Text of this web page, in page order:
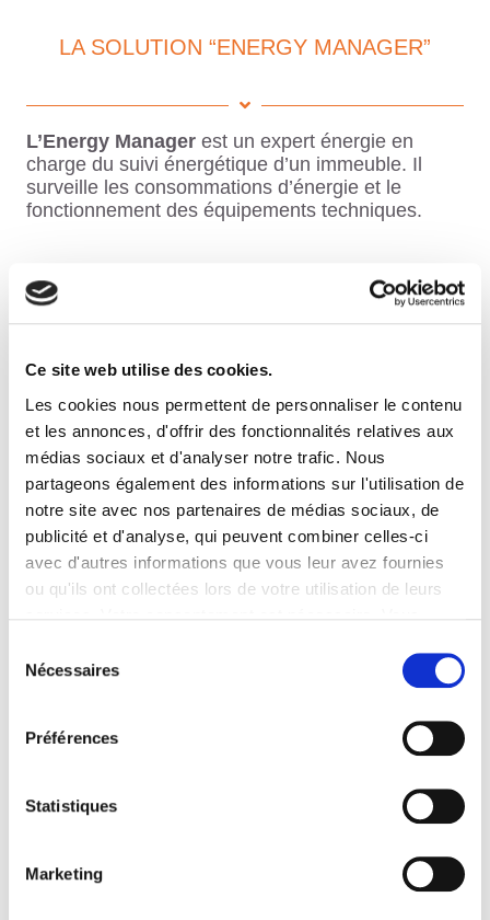
Ce site web utilise des cookies.
Les cookies nous permettent de personnaliser le contenu
et les annonces, d'offrir des fonctionnalités relatives aux
médias sociaux et d'analyser notre trafic. Nous
partageons également des informations sur l'utilisation de
notre site avec nos partenaires de médias sociaux, de
publicité et d'analyse, qui peuvent combiner celles-ci
avec d'autres informations que vous leur avez fournies
ou qu'ils ont collectées lors de votre utilisation de leurs
Nécessaires
Préférences
Statistiques
Marketing
LA SOLUTION “ENERGY MANAGER”
L’Energy Manager est un expert énergie en
charge du suivi énergétique d’un immeuble. Il
surveille les consommations d’énergie et le
fonctionnement des équipements techniques.
En cas de dérive ou d’anomalie, il apporte les
corrections nécessaires, en liaison avec le
mainteneur technique du site. Il utilise pour cela
qui lui permettent de garantir des économies
Sur les bâtiments tertiaires, la solutionEnergy
Manager d’Ergelis apporte, en moyenne, une
économie de 20%sur la consommation.
POUR PLUS D’INFORMATIONS VISITEZ